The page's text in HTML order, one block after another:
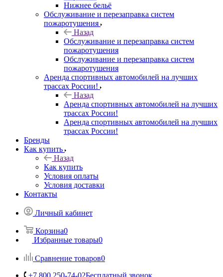
Нижнее бельё
Обслуживание и перезаправка систем
пожаротушения
Назад
Обслуживание и перезаправка систем
пожаротушения
Обслуживание и перезаправка систем
пожаротушения
Аренда спортивных автомобилей на лучших
трассах России!
Назад
Аренда спортивных автомобилей на лучших
трассах России!
Аренда спортивных автомобилей на лучших
трассах России!
Бренды
Как купить
Назад
Как купить
Условия оплаты
Условия доставки
Контакты
Личный кабинет
Корзина0
Избранные товары0
Сравнение товаров0
+7 800 250-74-02Бесплатный звонок